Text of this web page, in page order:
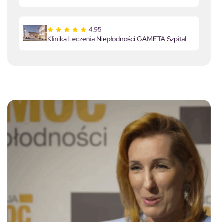
4.95
Klinika Leczenia Niepłodności GAMETA Szpital